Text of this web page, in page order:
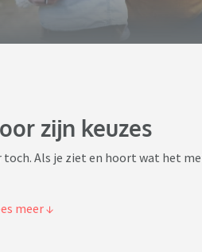
zijn keuzes
Als je ziet en hoort wat het
en ik uit elkaar. Onze zoon